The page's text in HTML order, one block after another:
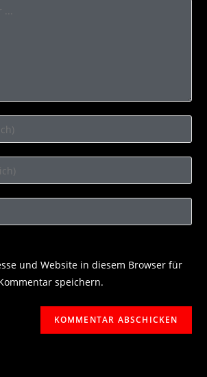
und Website in diesem Browser für
speichern.